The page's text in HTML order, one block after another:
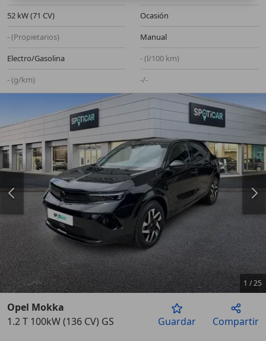
52 kW (71 CV)
Ocasión
- (Propietarios)
Manual
Electro/Gasolina
- (l/100 km)
- (g/km)
-/-
Anterior
1 /25
Opel Mokka
1.2 T 100kW (136 CV) GS
Guardar Compartir